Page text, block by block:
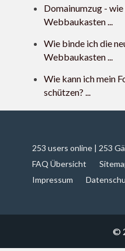
Domainumzug -
Webbaukasten ...
Wie binde ich die
Webbaukasten ...
Wie kann ich mein
schützen? ...
253 users online | 253
FAQ Übersicht
Impressum
©